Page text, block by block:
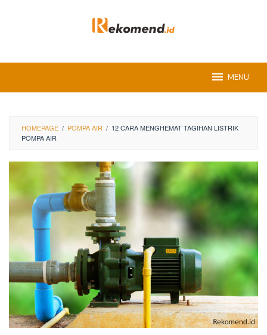
MENU
HOMEPAGE / POMPA AIR / 12 CARA MENGHEMAT TAGIHAN LISTRIK
POMPA AIR